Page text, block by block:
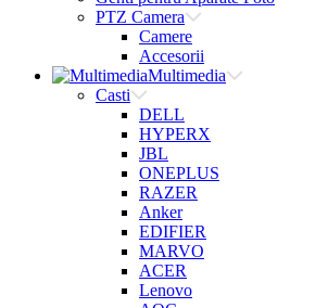
PTZ Camera
Camere
Accesorii
Multimedia
Casti
DELL
HYPERX
JBL
ONEPLUS
RAZER
Anker
EDIFIER
MARVO
ACER
Lenovo